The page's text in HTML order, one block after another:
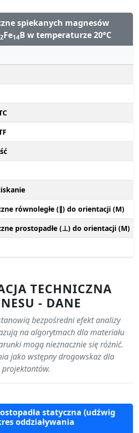
spiekanych magnesów
2Fe14B w temperaturze 20°C
równoległe (∥) do orientacji (M)
prostopadłe (⊥) do orientacji (M)
TECHNICZNA
- DANE
bezpośredni efekt analizy
na algorytmach dla materiału
mogą nieznacznie się różnić.
jako wstępny drogowskaz dla
projektantów.
statyczna (udźwig
oddziaływania